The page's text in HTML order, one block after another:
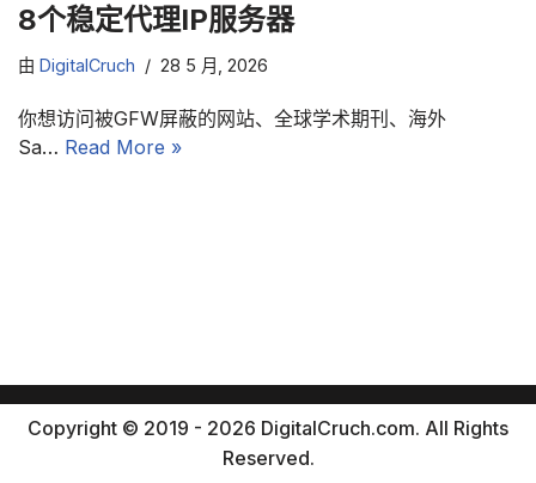
8个稳定代理IP服务器
由 DigitalCruch 28 5 月, 2026
你想访问被GFW屏蔽的网站、全球学术期刊、海外
Sa… Read More »
Copyright © 2019 - 2026 DigitalCruch.com. All Rights
Reserved.